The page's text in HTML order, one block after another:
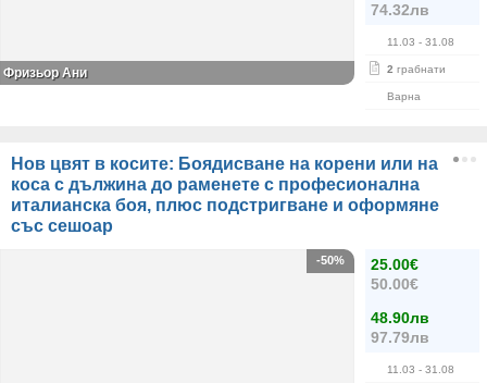
74.32лв
11.03 - 31.08
2 грабнати
Варна
Фризьор Ани
Нов цвят в косите: Боядисване на корени или на
коса с дължина до раменете с професионална
италианска боя, плюс подстригване и оформяне
със сешоар
25.00€
50.00€
48.90лв
97.79лв
11.03 - 31.08
-50%